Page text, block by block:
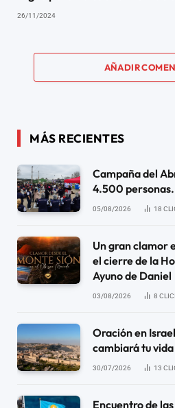
26/11/2024
AÑADIR
MÁS RECIENTES
Campaña del
4.500 personas.
05/08/2026 18
Un gran clamor
el cierre de la
Ayuno de Daniel
03/08/2026 8
Oración en
cambiará tu vida
30/07/2026 13
Encuentro de